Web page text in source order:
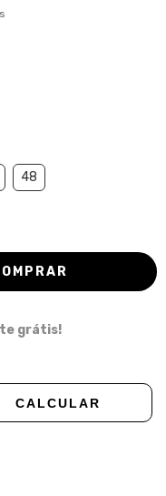
48
grátis!
CALCULAR